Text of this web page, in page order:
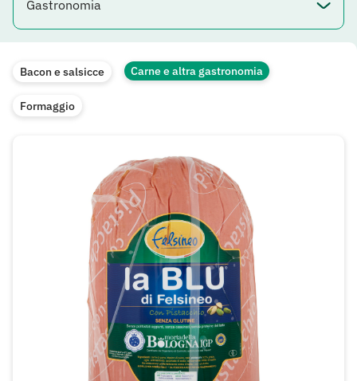
Bacon e salsicce Carne e altra gastronomia
Formaggio